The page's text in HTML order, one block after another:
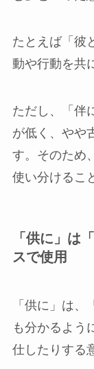
たとえば「彼
動や行動を共
ただし、「伴
が低く、やや
す。そのため
使い分けるこ
「供に」は
スで使用
「供に」は
も分かるよう
仕したりする